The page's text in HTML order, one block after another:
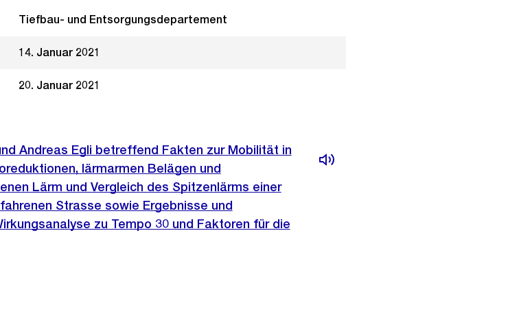
Tiefbau- und Entsorgungsdepartement
14. Januar 2021
20. Januar 2021
Andreas Egli betreffend Fakten zur Mobilität in
lärmarmen Belägen und
Lärm und Vergleich des Spitzenlärms einer
Strasse sowie Ergebnisse und
zu Tempo 30 und Faktoren für die